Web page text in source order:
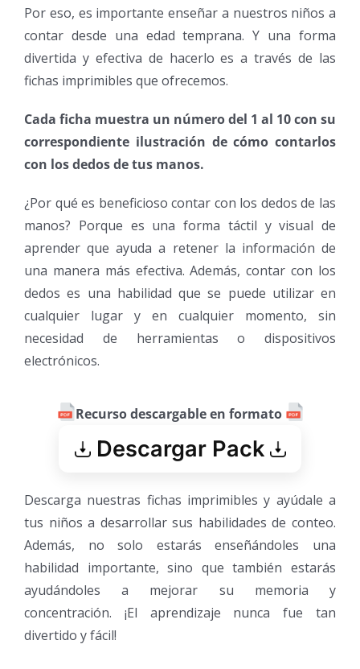
Por eso, es importante enseñar a nuestros niños a
contar desde una edad temprana. Y una forma
divertida y efectiva de hacerlo es a través de las
fichas imprimibles que ofrecemos.
Cada ficha muestra un número del 1 al 10 con su
correspondiente ilustración de cómo contarlos
con los dedos de tus manos.
¿Por qué es beneficioso contar con los dedos de las
manos? Porque es una forma táctil y visual de
aprender que ayuda a retener la información de
una manera más efectiva. Además, contar con los
dedos es una habilidad que se puede utilizar en
cualquier lugar y en cualquier momento, sin
necesidad de herramientas o dispositivos
electrónicos.
Recurso descargable en formato
Descargar Pack
Descarga nuestras fichas imprimibles y ayúdale a
tus niños a desarrollar sus habilidades de conteo.
Además, no solo estarás enseñándoles una
habilidad importante, sino que también estarás
ayudándoles a mejorar su memoria y
concentración. ¡El aprendizaje nunca fue tan
divertido y fácil!